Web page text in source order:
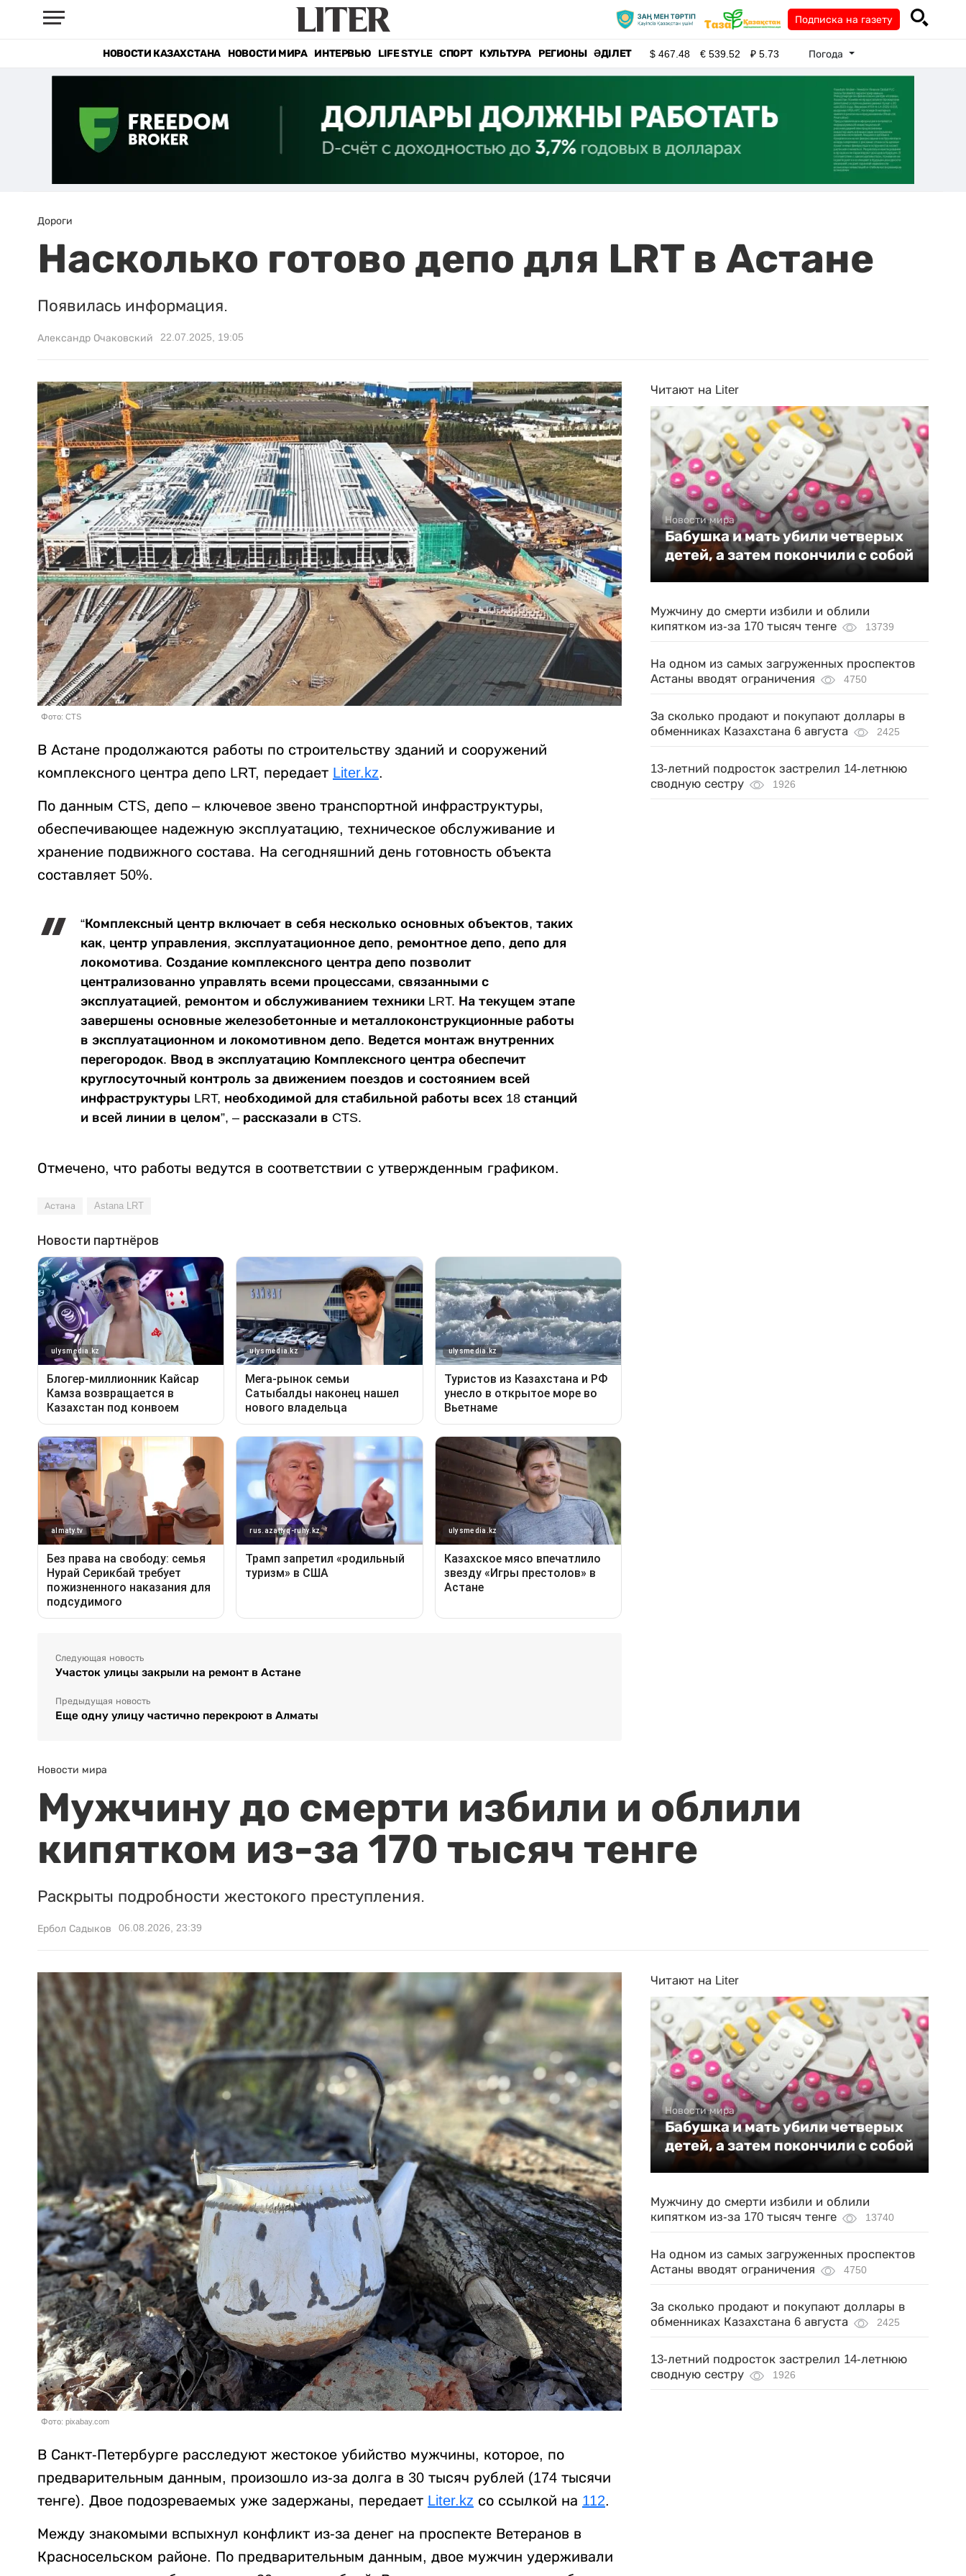
Подписка на газету
НОВОСТИ КАЗАХСТАНА НОВОСТИ МИРА ИНТЕРВЬЮ LIFE STYLE СПОРТ КУЛЬТУРА РЕГИОНЫ ӘДІЛЕТ $467.48 €539.52 ₽5.73 Погода
Дороги
Насколько готово депо для LRT в Астане
Появилась информация.
Александр Очаковский 22.07.2025, 19:05
Фото: CTS
В Астане продолжаются работы по строительству зданий и сооружений
комплексного центра депо LRT, передает Liter.kz.
По данным CTS, депо – ключевое звено транспортной инфраструктуры,
обеспечивающее надежную эксплуатацию, техническое обслуживание и
хранение подвижного состава. На сегодняшний день готовность объекта
составляет 50%.
“Комплексный центр включает в себя несколько основных объектов, таких
как, центр управления, эксплуатационное депо, ремонтное депо, депо для
локомотива. Создание комплексного центра депо позволит
централизованно управлять всеми процессами, связанными с
эксплуатацией, ремонтом и обслуживанием техники LRT. На текущем этапе
завершены основные железобетонные и металлоконструкционные работы
в эксплуатационном и локомотивном депо. Ведется монтаж внутренних
перегородок. Ввод в эксплуатацию Комплексного центра обеспечит
круглосуточный контроль за движением поездов и состоянием всей
инфраструктуры LRT, необходимой для стабильной работы всех 18 станций
и всей линии в целом”, – рассказали в CTS.
Отмечено, что работы ведутся в соответствии с утвержденным графиком.
Астана Astana LRT
Следующая новость
Участок улицы закрыли на ремонт в Астане
Предыдущая новость
Еще одну улицу частично перекроют в Алматы
Читают на Liter
Новости мира
Бабушка и мать убили четверых
детей, а затем покончили с собой
Мужчину до смерти избили и облили
кипятком из-за 170 тысяч тенге
13739
На одном из самых загруженных проспектов
Астаны вводят ограничения
4750
За сколько продают и покупают доллары в
обменниках Казахстана 6 августа
2425
13-летний подросток застрелил 14-летнюю
сводную сестру
1926
Новости мира
Мужчину до смерти избили и облили
кипятком из-за 170 тысяч тенге
Раскрыты подробности жестокого преступления.
Ербол Садыков 06.08.2026, 23:39
Фото: pixabay.com
В Санкт-Петербурге расследуют жестокое убийство мужчины, которое, по
предварительным данным, произошло из-за долга в 30 тысяч рублей (174 тысячи
тенге). Двое подозреваемых уже задержаны, передает Liter.kz со ссылкой на 112.
Между знакомыми вспыхнул конфликт из-за денег на проспекте Ветеранов в
Красносельском районе. По предварительным данным, двое мужчин удерживали
Читают на Liter
Новости мира
Бабушка и мать убили четверых
детей, а затем покончили с собой
Мужчину до смерти избили и облили
кипятком из-за 170 тысяч тенге
13740
На одном из самых загруженных проспектов
Астаны вводят ограничения
4750
За сколько продают и покупают доллары в
обменниках Казахстана 6 августа
2425
13-летний подросток застрелил 14-летнюю
сводную сестру
1926